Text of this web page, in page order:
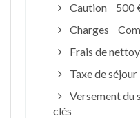
Caution
500
Charges
Frais de
Taxe de séjour
Versement du
clés